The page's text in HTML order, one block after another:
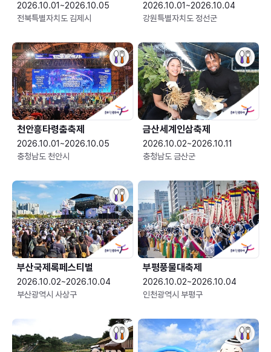
2026.10.01~2026.10.05
전북특별자치도 김제시
2026.10.01~2026.10.04
강원특별자치도 정선군
천안흥타령춤축제
2026.10.01~2026.10.05
충청남도 천안시
금산세계인삼축제
2026.10.02~2026.10.11
충청남도 금산군
부산국제록페스티벌
2026.10.02~2026.10.04
부산광역시 사상구
부평풍물대축제
2026.10.02~2026.10.04
인천광역시 부평구